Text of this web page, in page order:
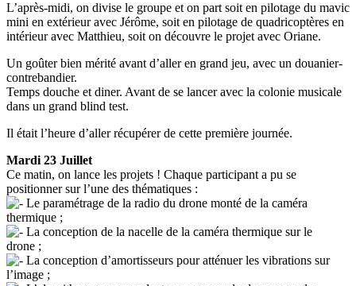
L’après-midi, on divise le groupe et on part soit en pilotage du mavic
mini en extérieur avec Jérôme, soit en pilotage de quadricoptères en
intérieur avec Matthieu, soit on découvre le projet avec Oriane.
Un goûter bien mérité avant d’aller en grand jeu, avec un douanier-
contrebandier.
Temps douche et diner. Avant de se lancer avec la colonie musicale
dans un grand blind test.
Il était l’heure d’aller récupérer de cette première journée.
Mardi 23 Juillet
Ce matin, on lance les projets ! Chaque participant a pu se
positionner sur l’une des thématiques :
Le paramétrage de la radio du drone monté de la caméra
thermique ;
La conception de la nacelle de la caméra thermique sur le
drone ;
La conception d’amortisseurs pour atténuer les vibrations sur
l’image ;